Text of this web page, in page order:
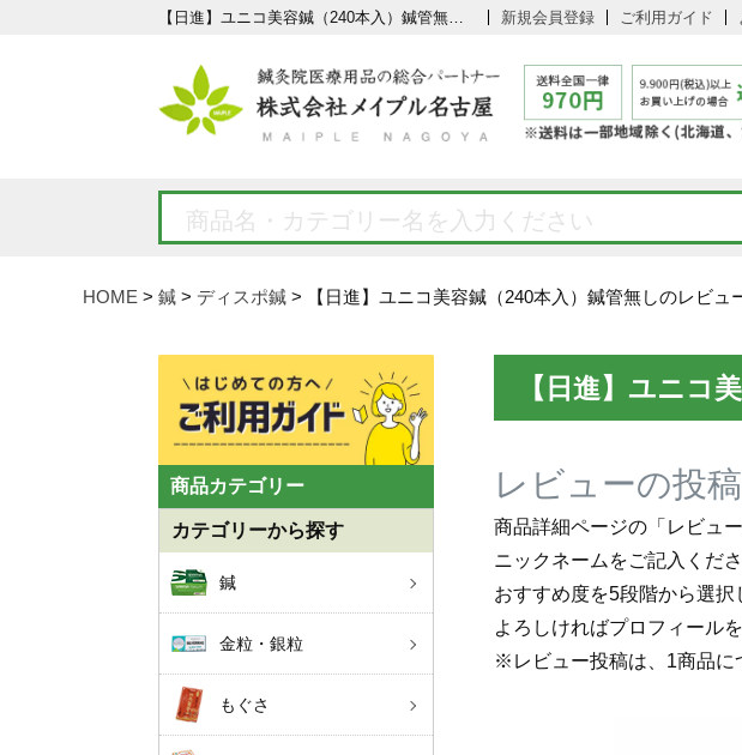
【日進】ユニコ美容鍼（240本入）鍼管無し レビュー | 鍼灸用品の通販 株式会社メイプル名古屋 新規会員登録 ご利用ガイド
HOME 鍼 ディスポ鍼 【日進】ユニコ美容鍼（240本入）鍼管無しのレビュ
商品カテゴリー
カテゴリーから探す
鍼
金粒・銀粒
もぐさ
【日進】ユニコ
レビューの投
商品詳細ページの「レビュ
ニックネームをご記入くださ
おすすめ度を5段階から選択
よろしければプロフィール
※レビュー投稿は、1商品に